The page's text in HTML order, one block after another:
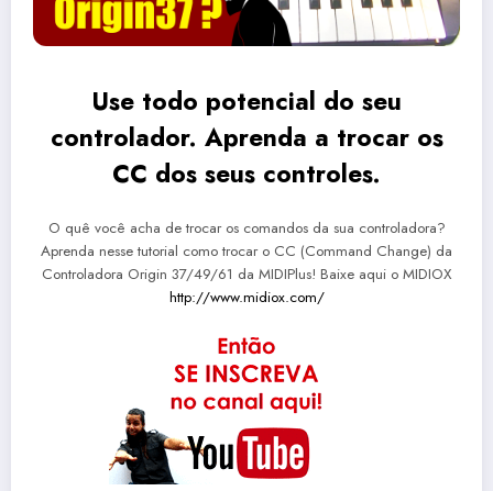
Use todo potencial do seu
controlador. Aprenda a trocar os
CC dos seus controles.
O quê você acha de trocar os comandos da sua controladora?
Aprenda nesse tutorial como trocar o CC (Command Change) da
Controladora Origin 37/49/61 da MIDIPlus! Baixe aqui o MIDIOX
http://www.midiox.com/